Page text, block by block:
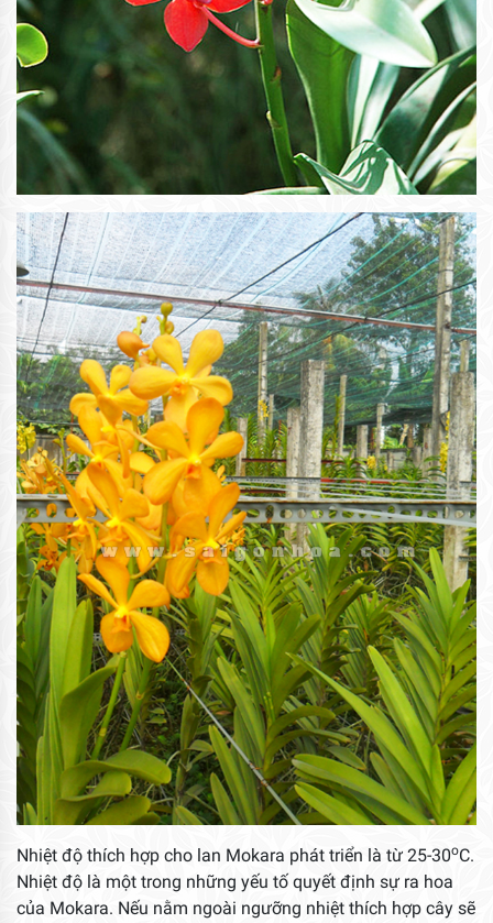
Nhiệt độ thích hợp cho lan Mokara phát triển là từ 25-30oC.
Nhiệt độ là một trong những yếu tố quyết định sự ra hoa
của Mokara. Nếu nằm ngoài ngưỡng nhiệt thích hợp cây sẽ